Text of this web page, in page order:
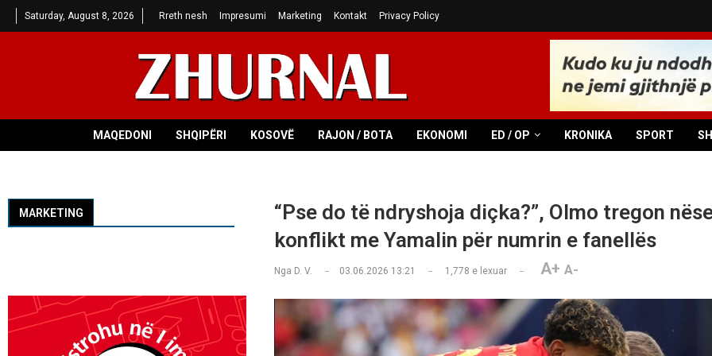
Saturday, August 8, 2026 Rreth nesh Impresumi Marketing Kontakt Privacy Policy
MAQEDONI SHQIPËRI KOSOVË RAJON / BOTA EKONOMI ED / OP KRONIKA SPORT
“Pse do të ndryshoja diçka?”, Olmo tregon
konflikt me Yamalin për numrin e fanellës
Nga D. V. 03.06.2026 13:21 1,778 e lexuar A+ A-
MARKETING